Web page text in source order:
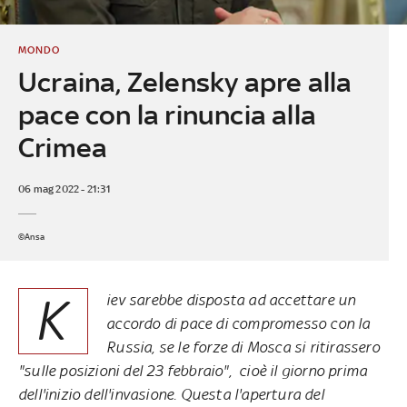
Ucraina, Zelensky apre alla
pace con la rinuncia alla
Crimea
MONDO
06 mag 2022 - 21:31
©Ansa
K
iev sarebbe disposta ad accettare un
accordo di pace di compromesso con la
Russia, se le forze di Mosca si ritirassero
"sulle posizioni del 23 febbraio", cioè il giorno prima
dell'inizio dell'invasione. Questa l'apertura del